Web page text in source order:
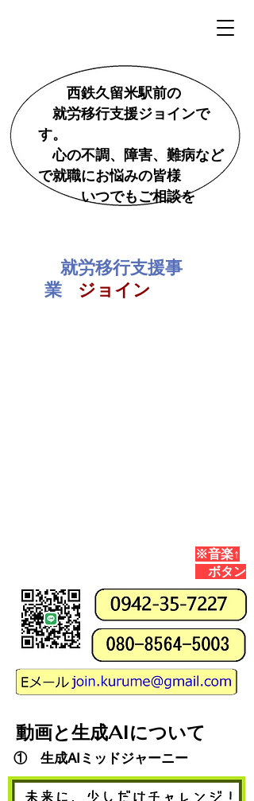
西鉄久留米駅前の
就労移行支援ジョインで
す。
心の不調、障害、難病など
で就職にお悩みの皆様
いつでもご相談を
就労移行支援事
業
ジョイン
​※音楽↑
ボタン
動画と生成AIについて
① 生成AIミッドジャーニー